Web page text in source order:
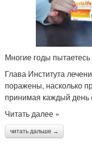
Многие годы
Глава Института
поражены, насколько
принимая каждый день
Читать далее »
читать дальше →